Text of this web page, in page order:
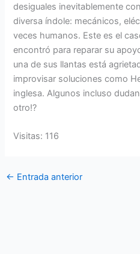
desiguales inevitablemente
diversa índole: mecánicos,
veces humanos. Este es el
encontró para reparar su
una de sus llantas está
improvisar soluciones como
inglesa. Algunos incluso
otro!?
Visitas: 116
← Entrada anterior